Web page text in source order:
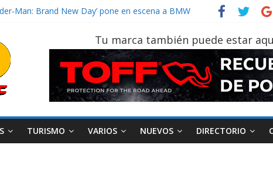
Brand New Day’ pone en escena a BMW
2026, edición 47ª, recorre 7 provincias en 8 días
Sinotruk Bolden para cubrir las rutas de La Vuelta
vehículo gana protagonismo a la hora de decidir
Tu marca también puede estar
TURISMO VARIOS NUEVOS DIRECTORIO